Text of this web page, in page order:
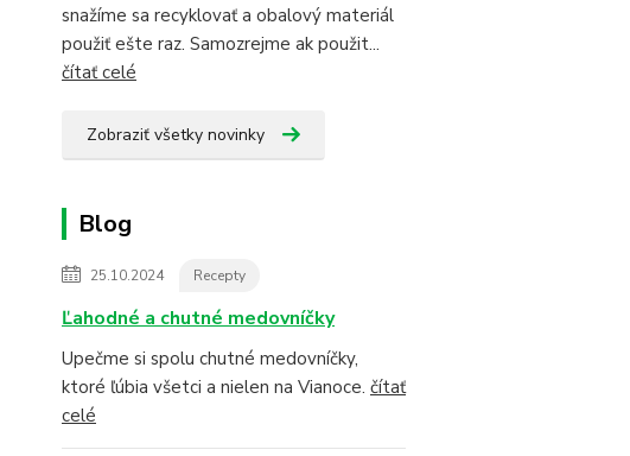
snažíme sa recyklovať a obalový materiál
použiť ešte raz. Samozrejme ak použit...
čítať celé
Zobraziť všetky novinky
Blog
25.10.2024 Recepty
Ľahodné a chutné medovníčky
Upečme si spolu chutné medovníčky,
ktoré ľúbia všetci a nielen na Vianoce. čítať
celé